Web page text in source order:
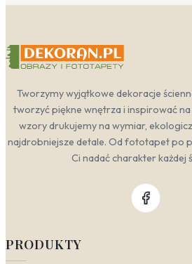
Tworzymy wyjątkowe dekoracje
tworzyć piękne wnętrza i inspirować na
wzory drukujemy na wymiar,
najdrobniejsze detale. Od fototapet po
Ci nadać charakter każdej
PRODUKTY